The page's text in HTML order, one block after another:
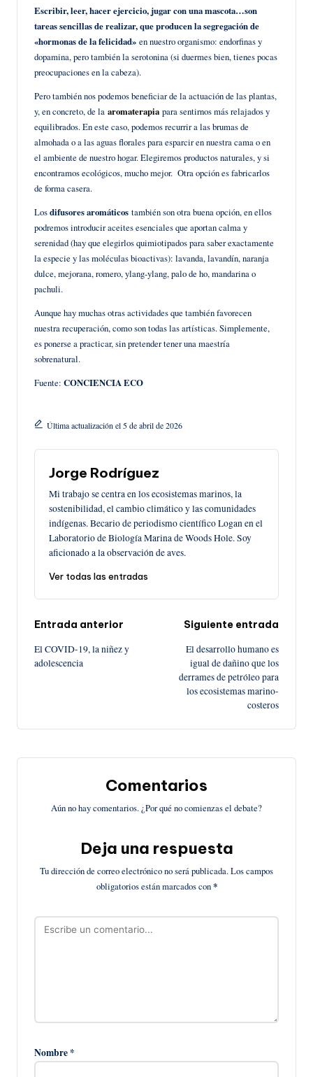
Escribir, leer, hacer ejercicio, jugar con una mascota…son
tareas sencillas de realizar, que producen la segregación de
«hormonas de la felicidad» en nuestro organismo: endorfinas y
dopamina, pero también la serotonina (si duermes bien, tienes pocas
preocupaciones en la cabeza).
Pero también nos podemos beneficiar de la actuación de las plantas,
y, en concreto, de la aromaterapia para sentirnos más relajados y
equilibrados. En este caso, podemos recurrir a las brumas de
almohada o a las aguas florales para esparcir en nuestra cama o en
el ambiente de nuestro hogar. Elegiremos productos naturales, y si
encontramos ecológicos, mucho mejor. Otra opción es fabricarlos
de forma casera.
Losdifusores aromáticos también son otra buena opción, en ellos
podremos introducir aceites esenciales que aportan calma y
serenidad (hay que elegirlos quimiotipados para saber exactamente
la especie y las moléculas bioactivas): lavanda, lavandín, naranja
dulce, mejorana, romero, ylang-ylang, palo de ho, mandarina o
pachuli.
Aunque hay muchas otras actividades que también favorecen
nuestra recuperación, como son todas las artísticas. Simplemente,
es ponerse a practicar, sin pretender tener una maestría
sobrenatural.
Fuente: CONCIENCIA ECO
Última actualización el 5 de abril de 2026
Jorge Rodríguez
Mi trabajo se centra en los ecosistemas marinos, la
sostenibilidad, el cambio climático y las comunidades
indígenas. Becario de periodismo científico Logan en el
Laboratorio de Biología Marina de Woods Hole. Soy
aficionado a la observación de aves.
Ver todas las entradas
Navegación
de
Entrada anterior
El COVID-19, la niñez y
adolescencia
Siguiente entrada
El desarrollo humano es
igual de dañino que los
derrames de petróleo para
los ecosistemas marino-
costeros
Comentarios
Aún no hay comentarios. ¿Por qué no comienzas el debate?
Deja una respuesta
Tu dirección de correo electrónico no será publicada.Los campos
obligatorios están marcados con*
Nombre*